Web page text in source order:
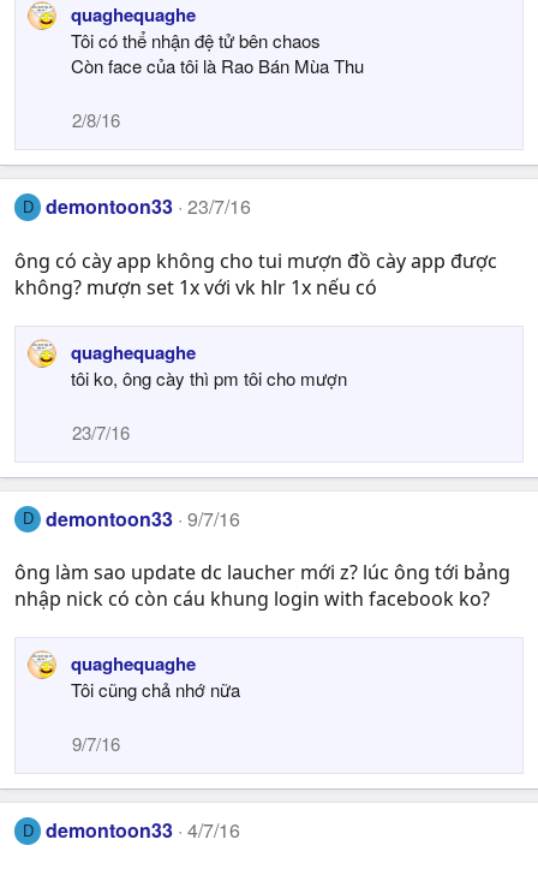
quaghequaghe
Tôi có thể nhận đệ tử bên chaos
Còn face của tôi là Rao Bán Mùa Thu
2/8/16
D demontoon33 23/7/16
ông có cày app không cho tui mượn đồ cày app được
không? mượn set 1x với vk hlr 1x nếu có
quaghequaghe
tôi ko, ông cày thì pm tôi cho mượn
23/7/16
D demontoon33 9/7/16
ông làm sao update dc laucher mới z? lúc ông tới bảng
nhập nick có còn cáu khung login with facebook ko?
quaghequaghe
Tôi cũng chả nhớ nữa
9/7/16
D demontoon33 4/7/16